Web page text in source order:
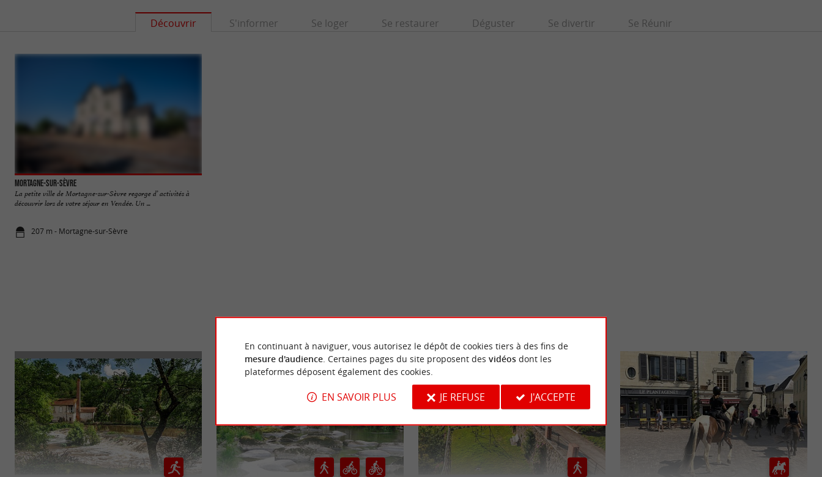
Découvrir S'informer Se loger Se restaurer Déguster Se divertir Se Réunir
Mortagne-sur-Sèvre
La petite ville de Mortagne-sur-Sèvre regorge d’ activités à
découvrir lors de votre séjour en Vendée. Un ...
207 m - Mortagne-sur-Sèvre
VOUS AIMEREZAUSSI
En continuant à naviguer, vous autorisez le dépôt de cookies tiers à des fins de
mesure d'audience. Certaines pages du site proposent des vidéosdont les
plateformes déposent également des cookies.
EN SAVOIR PLUS JE REFUSE J'ACCEPTE